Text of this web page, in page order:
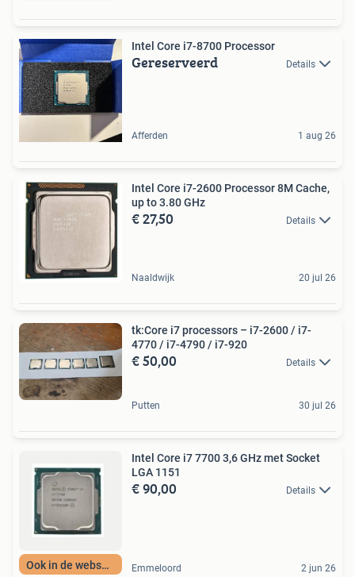
Intel Core i7-8700 Processor
Gereserveerd Details
Afferden 1 aug 26
Intel Core i7-2600 Processor 8M Cache,
up to 3.80 GHz
€ 27,50 Details
Naaldwijk 20 jul 26
tk:Core i7 processors – i7-2600 / i7-
4770 / i7-4790 / i7-920
€ 50,00 Details
Putten 30 jul 26
Ook in de webshop
Intel Core i7 7700 3,6 GHz met Socket
LGA 1151
€ 90,00 Details
Emmeloord 2 jun 26